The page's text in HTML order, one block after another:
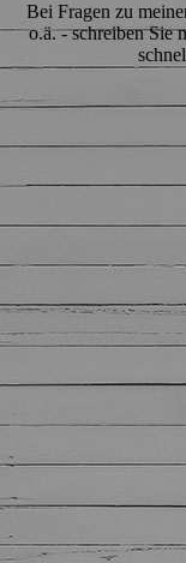
Bei Fragen zu
o.ä. - schreiben Sie